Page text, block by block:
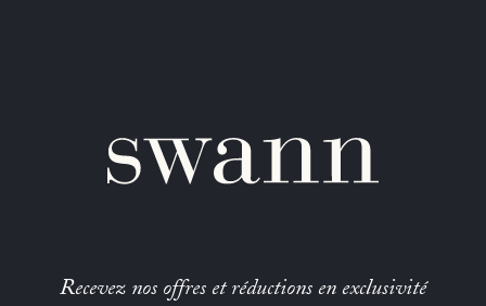
Recevez nos offres et réductions en exclusivité